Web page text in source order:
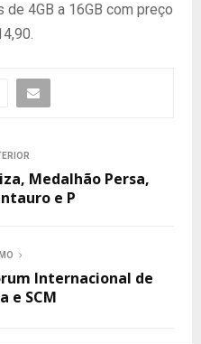
4GB a 16GB com preço
Medalhão Persa,
e P
Internacional de
e SCM